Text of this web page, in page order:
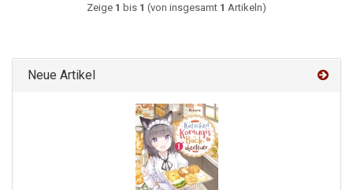
Zeige 1 bis 1 (von insgesamt 1 Artikeln)
Neue Artikel